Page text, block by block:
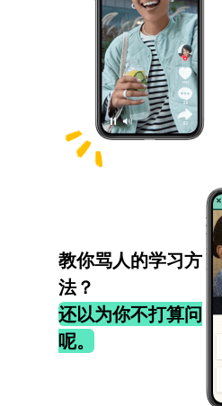
教你骂人的学习方
法？
还以为你不打算问
呢。